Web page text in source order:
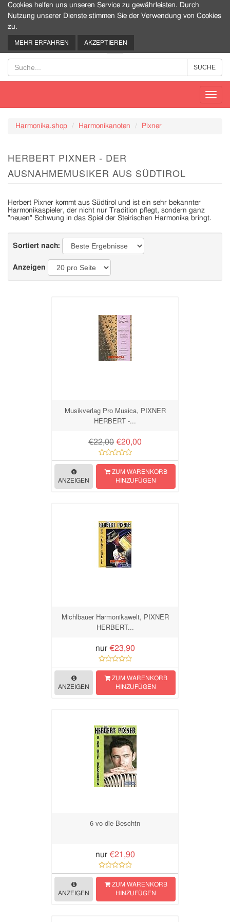
0
Harmonika.shop Harmonikanoten Pixner
HERBERT PIXNER - DER
AUSNAHMEMUSIKER AUS SÜDTIROL
Herbert Pixner kommt aus Südtirol und ist ein sehr bekannter
Harmonikaspieler, der nicht nur Tradition pflegt, sondern ganz
"neuen" Schwung in das Spiel der Steirischen Harmonika bringt.
Sortiert nach:
Anzeigen
Musikverlag Pro Musica, PIXNER
HERBERT -...
€22,00 €20,00
ANZEIGEN
ZUM WARENKORB
HINZUFÜGEN
Michlbauer Harmonikawelt, PIXNER
HERBERT...
nur €23,90
ANZEIGEN
ZUM WARENKORB
HINZUFÜGEN
6 vo die Beschtn
nur €21,90
ANZEIGEN
ZUM WARENKORB
HINZUFÜGEN
Cookies helfen uns unseren Service zu gewährleisten. Durch
Nutzung unserer Dienste stimmen Sie der Verwendung von Cookies
zu.
MEHR ERFAHREN AKZEPTIEREN